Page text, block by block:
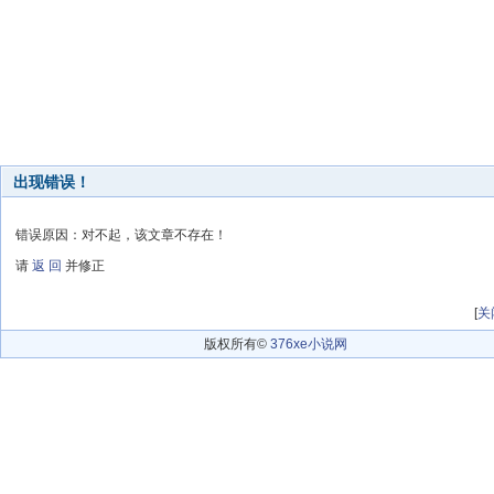
出现错误！
错误原因：对不起，该文章不存在！
请 返 回 并修正
[关
版权所有© 376xe小说网